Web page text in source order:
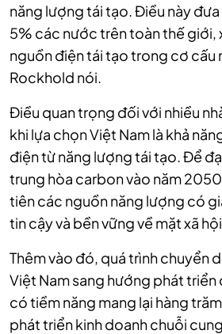
năng lượng tái tạo. Điều này
5% các nước trên toàn thế giới,
nguồn điện tái tạo trong cơ cấu
Rockhold nói.
Điều quan trọng đối với nhiều
khi lựa chọn Việt Nam là khả
điện từ năng lượng tái tạo. Để
trung hòa carbon vào năm
tiên các nguồn năng lượng có
tin cậy và bền vững về mặt xã
Thêm vào đó, quá trình chuyển
Việt Nam sang hướng phát
có tiềm năng mang lại hàng
phát triển kinh doanh chuỗi